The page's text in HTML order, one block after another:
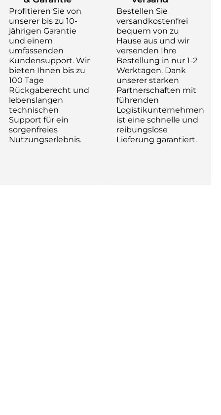
Profitieren Sie von
unserer bis zu 10-
jährigen Garantie
und einem
umfassenden
Kundensupport. Wir
bieten Ihnen bis zu
100 Tage
Rückgaberecht und
lebenslangen
technischen
Support für ein
sorgenfreies
Nutzungserlebnis.
Bestellen Sie
versandkostenfrei
bequem von zu
Hause aus und wir
versenden Ihre
Bestellung in nur 1-2
Werktagen. Dank
unserer starken
Partnerschaften mit
führenden
Logistikunternehmen
ist eine schnelle und
reibungslose
Lieferung garantiert.